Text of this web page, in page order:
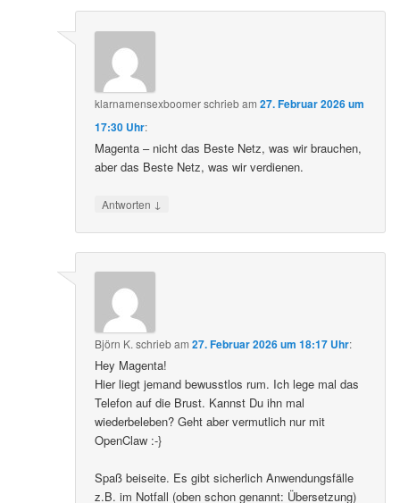
klarnamensexboomerschriebam27. Februar 2026 um
17:30 Uhr:
Magenta – nicht das Beste Netz, was wir brauchen,
aber das Beste Netz, was wir verdienen.
Antworten ↓
Björn K. schriebam27. Februar 2026 um 18:17 Uhr:
Hey Magenta!
Hier liegt jemand bewusstlos rum. Ich lege mal das
Telefon auf die Brust. Kannst Du ihn mal
wiederbeleben? Geht aber vermutlich nur mit
OpenClaw :-}
Spaß beiseite. Es gibt sicherlich Anwendungsfälle
z.B. im Notfall (oben schon genannt: Übersetzung)